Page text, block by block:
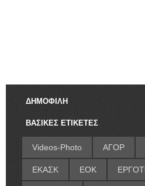
ΔΗΜΟΦΙΛΗ
ΒΑΣΙΚΕΣ ΕΤΙΚΕΤΕΣ
Videos-Photo ΑΓΟΡ
ΕΚΑΣΚ ΕΟΚ